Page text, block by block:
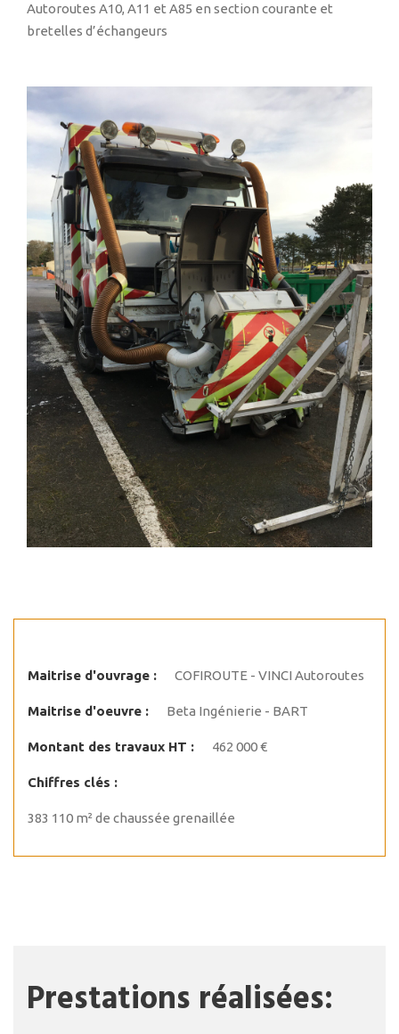
Autoroutes A10, A11 et A85 en section courante et
bretelles d’échangeurs
Maitrise d'ouvrage : COFIROUTE - VINCI Autoroutes
Maitrise d'oeuvre : Beta Ingénierie - BART
Montant des travaux HT : 462 000 €
Chiffres clés :
383 110 m² de chaussée grenaillée
Prestations réalisées: